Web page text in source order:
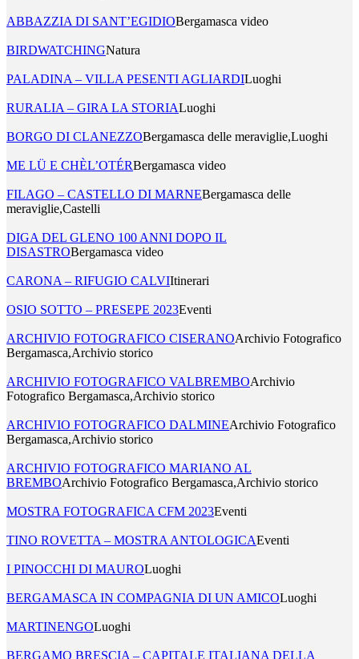
ABBAZZIA DI SANT’EGIDIOBergamasca video
BIRDWATCHINGNatura
PALADINA – VILLA PESENTI AGLIARDILuoghi
RURALIA – GIRA LA STORIALuoghi
BORGO DI CLANEZZOBergamasca delle meraviglie,Luoghi
ME LÜ E CHÈL’OTÉRBergamasca video
FILAGO – CASTELLO DI MARNEBergamasca delle
meraviglie,Castelli
DIGA DEL GLENO 100 ANNI DOPO IL
DISASTROBergamasca video
CARONA – RIFUGIO CALVIItinerari
OSIO SOTTO – PRESEPE 2023Eventi
ARCHIVIO FOTOGRAFICO CISERANOArchivio Fotografico
Bergamasca,Archivio storico
ARCHIVIO FOTOGRAFICO VALBREMBOArchivio
Fotografico Bergamasca,Archivio storico
ARCHIVIO FOTOGRAFICO DALMINEArchivio Fotografico
Bergamasca,Archivio storico
ARCHIVIO FOTOGRAFICO MARIANO AL
BREMBOArchivio Fotografico Bergamasca,Archivio storico
MOSTRA FOTOGRAFICA CFM 2023Eventi
TINO ROVETTA – MOSTRA ANTOLOGICAEventi
I PINOCCHI DI MAUROLuoghi
BERGAMASCA IN COMPAGNIA DI UN AMICOLuoghi
MARTINENGOLuoghi
BERGAMO BRESCIA – CAPITALE ITALIANA DELLA